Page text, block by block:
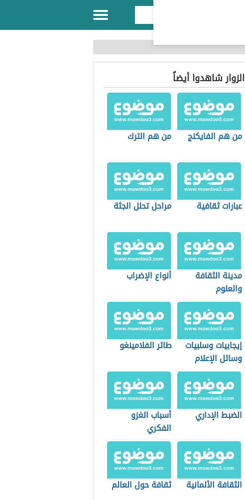
الزوار شاهدوا أيضاً
من هم الفايكنج من هم الترك
عبارات ثقافية مراحل تحلل الجثة
مدينة الثقافة
والعلوم
أنواع الإضراب
إيجابيات وسلبيات
وسائل الإعلام
طائر الفلامينغو
الضبط الإداري
أسباب الغزو
الفكري
الثقافة الألمانية ثقافة حول العالم